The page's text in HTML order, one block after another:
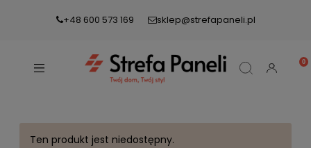
+48 600 573 169 sklep@strefapaneli.pl
Ten produkt jest niedostępny.